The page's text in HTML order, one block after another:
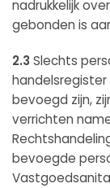
nadrukkelijk
gebonden is
2.3Slechts
bevoegd zijn,
verrichten
bevoegde